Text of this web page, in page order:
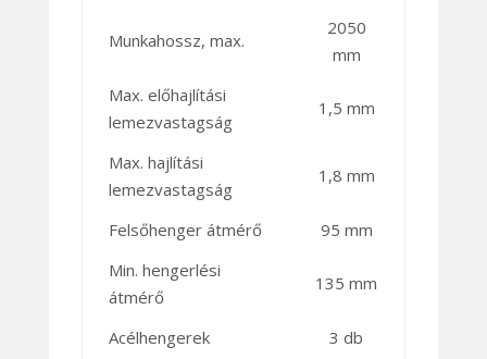
Munkahossz, max.
2050
mm
Max. előhajlítási
lemezvastagság
1,5 mm
Max. hajlítási
lemezvastagság
1,8 mm
Felsőhenger átmérő
95 mm
Min. hengerlési
átmérő
135 mm
Acélhengerek 3 db